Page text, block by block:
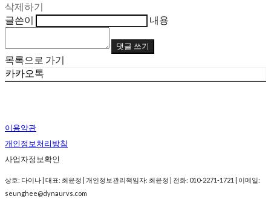
삭제하기
글쓴이
내용
댓글 쓰기
목록으로 가기
카카오톡
이용약관
개인정보처리방침
사업자정보확인
상호: 다이나 | 대표: 최윤정 | 개인정보관리책임자: 최윤정 | 전화: 010-2271-1721 | 이메일:
seunghee@dynaurvs.com